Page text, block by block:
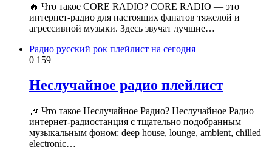
🔥 Что такое CORE RADIO? CORE RADIO — это
интернет-радио для настоящих фанатов тяжелой и
агрессивной музыки. Здесь звучат лучшие…
Радио русский рок плейлист на сегодня
0 159
Неслучайное радио плейлист
🎶 Что такое Неслучайное Радио? Неслучайное Радио —
интернет-радиостанция с тщательно подобранным
музыкальным фоном: deep house, lounge, ambient, chilled
electronic…